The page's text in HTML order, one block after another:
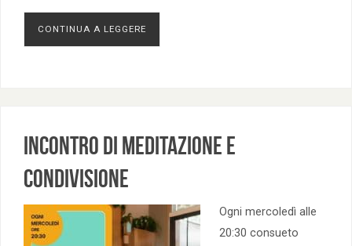
CONTINUA A LEGGERE
Incontro di Meditazione e
Condivisione
Ogni mercoledì alle
20:30 consueto